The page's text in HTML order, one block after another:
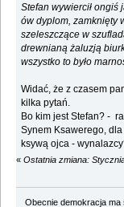
Stefan wywiercił ongiś
ów dyplom, zamknięty
szeleszczące w
drewnianą żaluzją
wszystko to było
Widać, że z czasem
kilka pytań.
Bo kim jest Stefan? -
Synem Ksawerego,
ksywą ojca -
« Ostatnia zmiana:
Obecnie demokracja